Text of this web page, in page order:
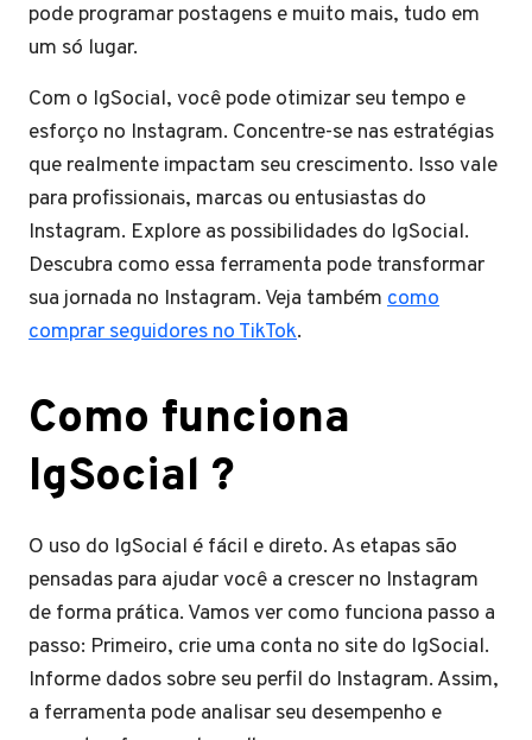
pode programar postagens e muito mais, tudo em
um só lugar.
Com o IgSocial, você pode otimizar seu tempo e
esforço no Instagram. Concentre-se nas estratégias
que realmente impactam seu crescimento. Isso vale
para profissionais, marcas ou entusiastas do
Instagram. Explore as possibilidades do IgSocial.
Descubra como essa ferramenta pode transformar
sua jornada no Instagram. Veja também como
comprar seguidores no TikTok.
Como funciona
IgSocial ?
O uso do IgSocial é fácil e direto. As etapas são
pensadas para ajudar você a crescer no Instagram
de forma prática. Vamos ver como funciona passo a
passo: Primeiro, crie uma conta no site do IgSocial.
Informe dados sobre seu perfil do Instagram. Assim,
a ferramenta pode analisar seu desempenho e